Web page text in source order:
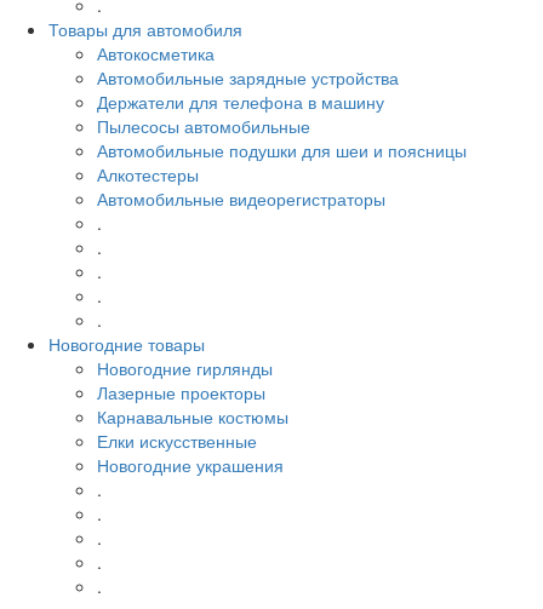
.
Товары для автомобиля
Автокосметика
Автомобильные зарядные устройства
Держатели для телефона в машину
Пылесосы автомобильные
Автомобильные подушки для шеи и поясницы
Алкотестеры
Автомобильные видеорегистраторы
.
.
.
.
.
Новогодние товары
Новогодние гирлянды
Лазерные проекторы
Карнавальные костюмы
Елки искусственные
Новогодние украшения
.
.
.
.
.